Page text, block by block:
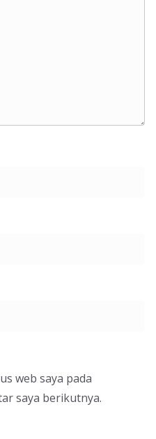
web saya pada
saya berikutnya.